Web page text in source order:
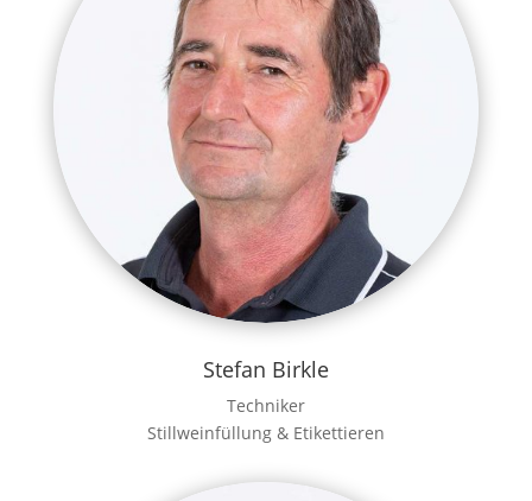
Stefan Birkle
Techniker
Stillweinfüllung & Etikettieren